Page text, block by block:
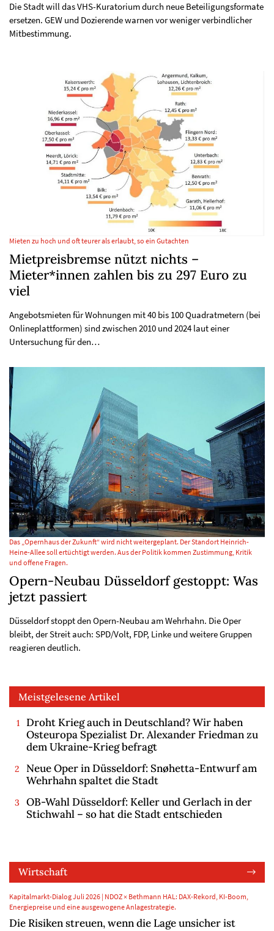
Die Stadt will das VHS-Kuratorium durch neue Beteiligungsformate
ersetzen. GEW und Dozierende warnen vor weniger verbindlicher
Mitbestimmung.
Mieten zu hoch und oft teurer als erlaubt, so ein Gutachten
Mietpreisbremse nützt nichts –
Mieter*innen zahlen bis zu 297 Euro zu
viel
Angebotsmieten für Wohnungen mit 40 bis 100 Quadratmetern (bei
Onlineplattformen) sind zwischen 2010 und 2024 laut einer
Untersuchung für den…
Das „Opernhaus der Zukunft“ wird nicht weitergeplant. Der Standort Heinrich-
Heine-Allee soll ertüchtigt werden. Aus der Politik kommen Zustimmung, Kritik
und offene Fragen.
Opern-Neubau Düsseldorf gestoppt: Was
jetzt passiert
Düsseldorf stoppt den Opern-Neubau am Wehrhahn. Die Oper
bleibt, der Streit auch: SPD/Volt, FDP, Linke und weitere Gruppen
reagieren deutlich.
Meistgelesene Artikel
Droht Krieg auch in Deutschland? Wir haben
Osteuropa Spezialist Dr. Alexander Friedman zu
dem Ukraine-Krieg befragt
Neue Oper in Düsseldorf: Snøhetta-Entwurf am
Wehrhahn spaltet die Stadt
OB-Wahl Düsseldorf: Keller und Gerlach in der
Stichwahl – so hat die Stadt entschieden
Wirtschaft
Kapitalmarkt-Dialog Juli 2026 | NDOZ × Bethmann HAL: DAX-Rekord, KI-Boom,
Energiepreise und eine ausgewogene Anlagestrategie.
Die Risiken streuen, wenn die Lage unsicher ist